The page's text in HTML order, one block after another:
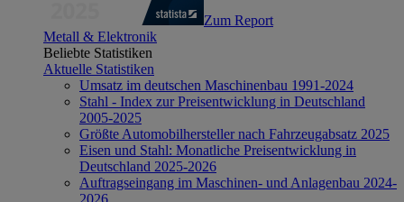
Zum Report
Metall & Elektronik
Beliebte Statistiken
Aktuelle Statistiken
Umsatz im deutschen Maschinenbau 1991-2024
Stahl - Index zur Preisentwicklung in Deutschland
2005-2025
Größte Automobilhersteller nach Fahrzeugabsatz 2025
Eisen und Stahl: Monatliche Preisentwicklung in
Deutschland 2025-2026
Auftragseingang im Maschinen- und Anlagenbau 2024-
2026